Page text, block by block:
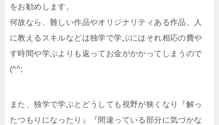
をお勧めします。
何故なら、難しい作品やオリジナリティある作品、人
に教えるスキルなどは独学で学ぶにはそれ相応の費や
す時間や学ぶよりも返ってお金がかかってしまうので
(^^;
また、独学で学ぶとどうしても視野が狭くなり『解っ
たつもりになったり』『間違っている部分に気づかな